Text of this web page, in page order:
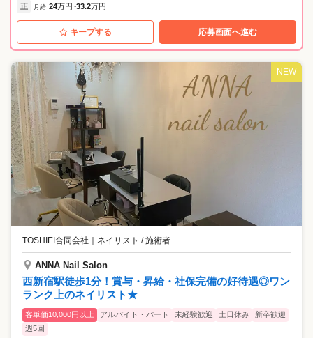
本の気候、風土に合った品質と安心安全に配慮したMADE IN JAPAN商
品を開発。 ネイルポリッシュカラー全104色、ネイルケアアイテム30品
目展開中。 自社ブランドの商品を使用して施術ができるのは、ネイルズ
ユニークならでは。 将来、商品開発に携わることも…。 商品をたくさん
頑張っているスタッフに商品のプレゼントもあります。 ---スキルアップ
できる充実のセミナー多数--- ◎たくさん学んで欲しいから、ほとんどの
セミナーを無料で受講できます！ 自信を持ってネイリストへの道を進め
るのは、 充実した独自のセミナーがたくさんあるから！ 未経験の方もブ
ランクのある方も、基礎から学べるセミナーがあるので安心♪ ・新人向
けセミナー 未経験の方でも安心して入客できるように、しっかり学べる
セミナー多数。 ・接客・技術セミナー 未経験の方～更にスキルアップを
目指す方にも応えます。 ・検定・コンテスト対策セミナー 検定試験・コ
ンテスト出場対策もバッチリ！ ネイリストとしての更なるステップアッ
プにつなげることが出来ます。 ・日本のネイル業界のトップネイリスト
によるセミナー 有名ネイリストから直接、流行のデザインや最先端技術
を学ぶことができます。 ・接客・技術社内検定 社内独自の検定制度があ
り、自分の今の実力を試す事ができます！ その他にも様々なセミナーを
スがいっぱい--- ★…映画とのコラボやシーズンごとにオリジナルキャン
に選ばれることも。 ★…コンテストに積極出場 様々なコンテストに積極
的に参加して実力UPできます！ネイリスト最大のコンペティションでグ
ランプリ受賞者も社内に在籍。対策セミナーも活用していただけます。
★…スクール講師 スクールも運営している当社だからこそ！将来は、
「スクール講師」になれるチャンスもあります。 ★…店舗運営・イベン
ト運営にも携われます 地区の店舗マネージメントや、スタッフ教育、各
デビューしたい」 「ネイリストになりたいけど資金的に断念した」 そう
いった方の最初の一歩を共に歩みましょう♪ 【福利厚生が充実】 社会保
険完備で入社即日から加入！ 女性も長く活躍していただけるよう、産休
育休取得制度もございます。 ◎住宅サポート 格安物件紹介や管理代行な
新しい場所でスタートする方を応援します♪ ◎健康サポート 定期健康診
断や予防接種はもちろん、提携会社での婦人科検診や美容点滴割引、健
康相談サポートも実施！ 一部サービスはメンバーの家族やパートナー、
ご友人も無料で利用できます。 ◎美容施術割引制度 会社指定のサロン
で、ネイルやマツパなどの施術を30%～40%割引で利用可能♪ 美のプロ
として自己投資を続けられる環境です。 ◎月収例 ◆カリキュラム生(入
社1年目/21歳) 年収300万円 ↓ ◆ネイルスタッフ(入社3年目／24歳) 年収3
80万円 ↓ ◆シニアスタッフ(入社5年目/28歳) 年収450万円 ◎講師メッセ
ージ H先生 NAILLITは単なる学校ではなく、プロを育成して現場へ繋げ
る仕組みがあります。 技術は練習すれば必ずつきます。だからこそ私た
ちはその諦めない心をサポートします。 T先生 私たちが教えるのは試験
対策だけでなく、現場で通用する一生モノの基礎力です。 やる気だけ持
ってまずは面接に来てください。あなたの勇気を技術に変えてみせま
どちらも相手の印象を大切にする仕事なので 自分の接客でお客様が笑顔
になる瞬間にやりがいを感じます。単なる事務作業じゃ物足りなかった
私にはぴったりでした。 前職：一般事務/25歳/入社1年目 ネイルは趣味
でやっていた程度。でも入社後に教材や研修が全部揃っていて 一流の講
師が本当に0から教えてくれるので安心でした。気がつけば、自分でも驚
くほど成長していました！
正 月給 24万円~33.2万円
キープする 応募画面へ進む
NEW
TOSHIEI合同会社 ｜ ネイリスト / 施術者
ANNA Nail Salon
西新宿駅徒歩1分！賞与・昇給・社保完備の好待遇◎ワン
ランク上のネイリスト★
客単価10,000円以上 アルバイト・パート 未経験歓迎 土日休み
新卒歓迎
週5回